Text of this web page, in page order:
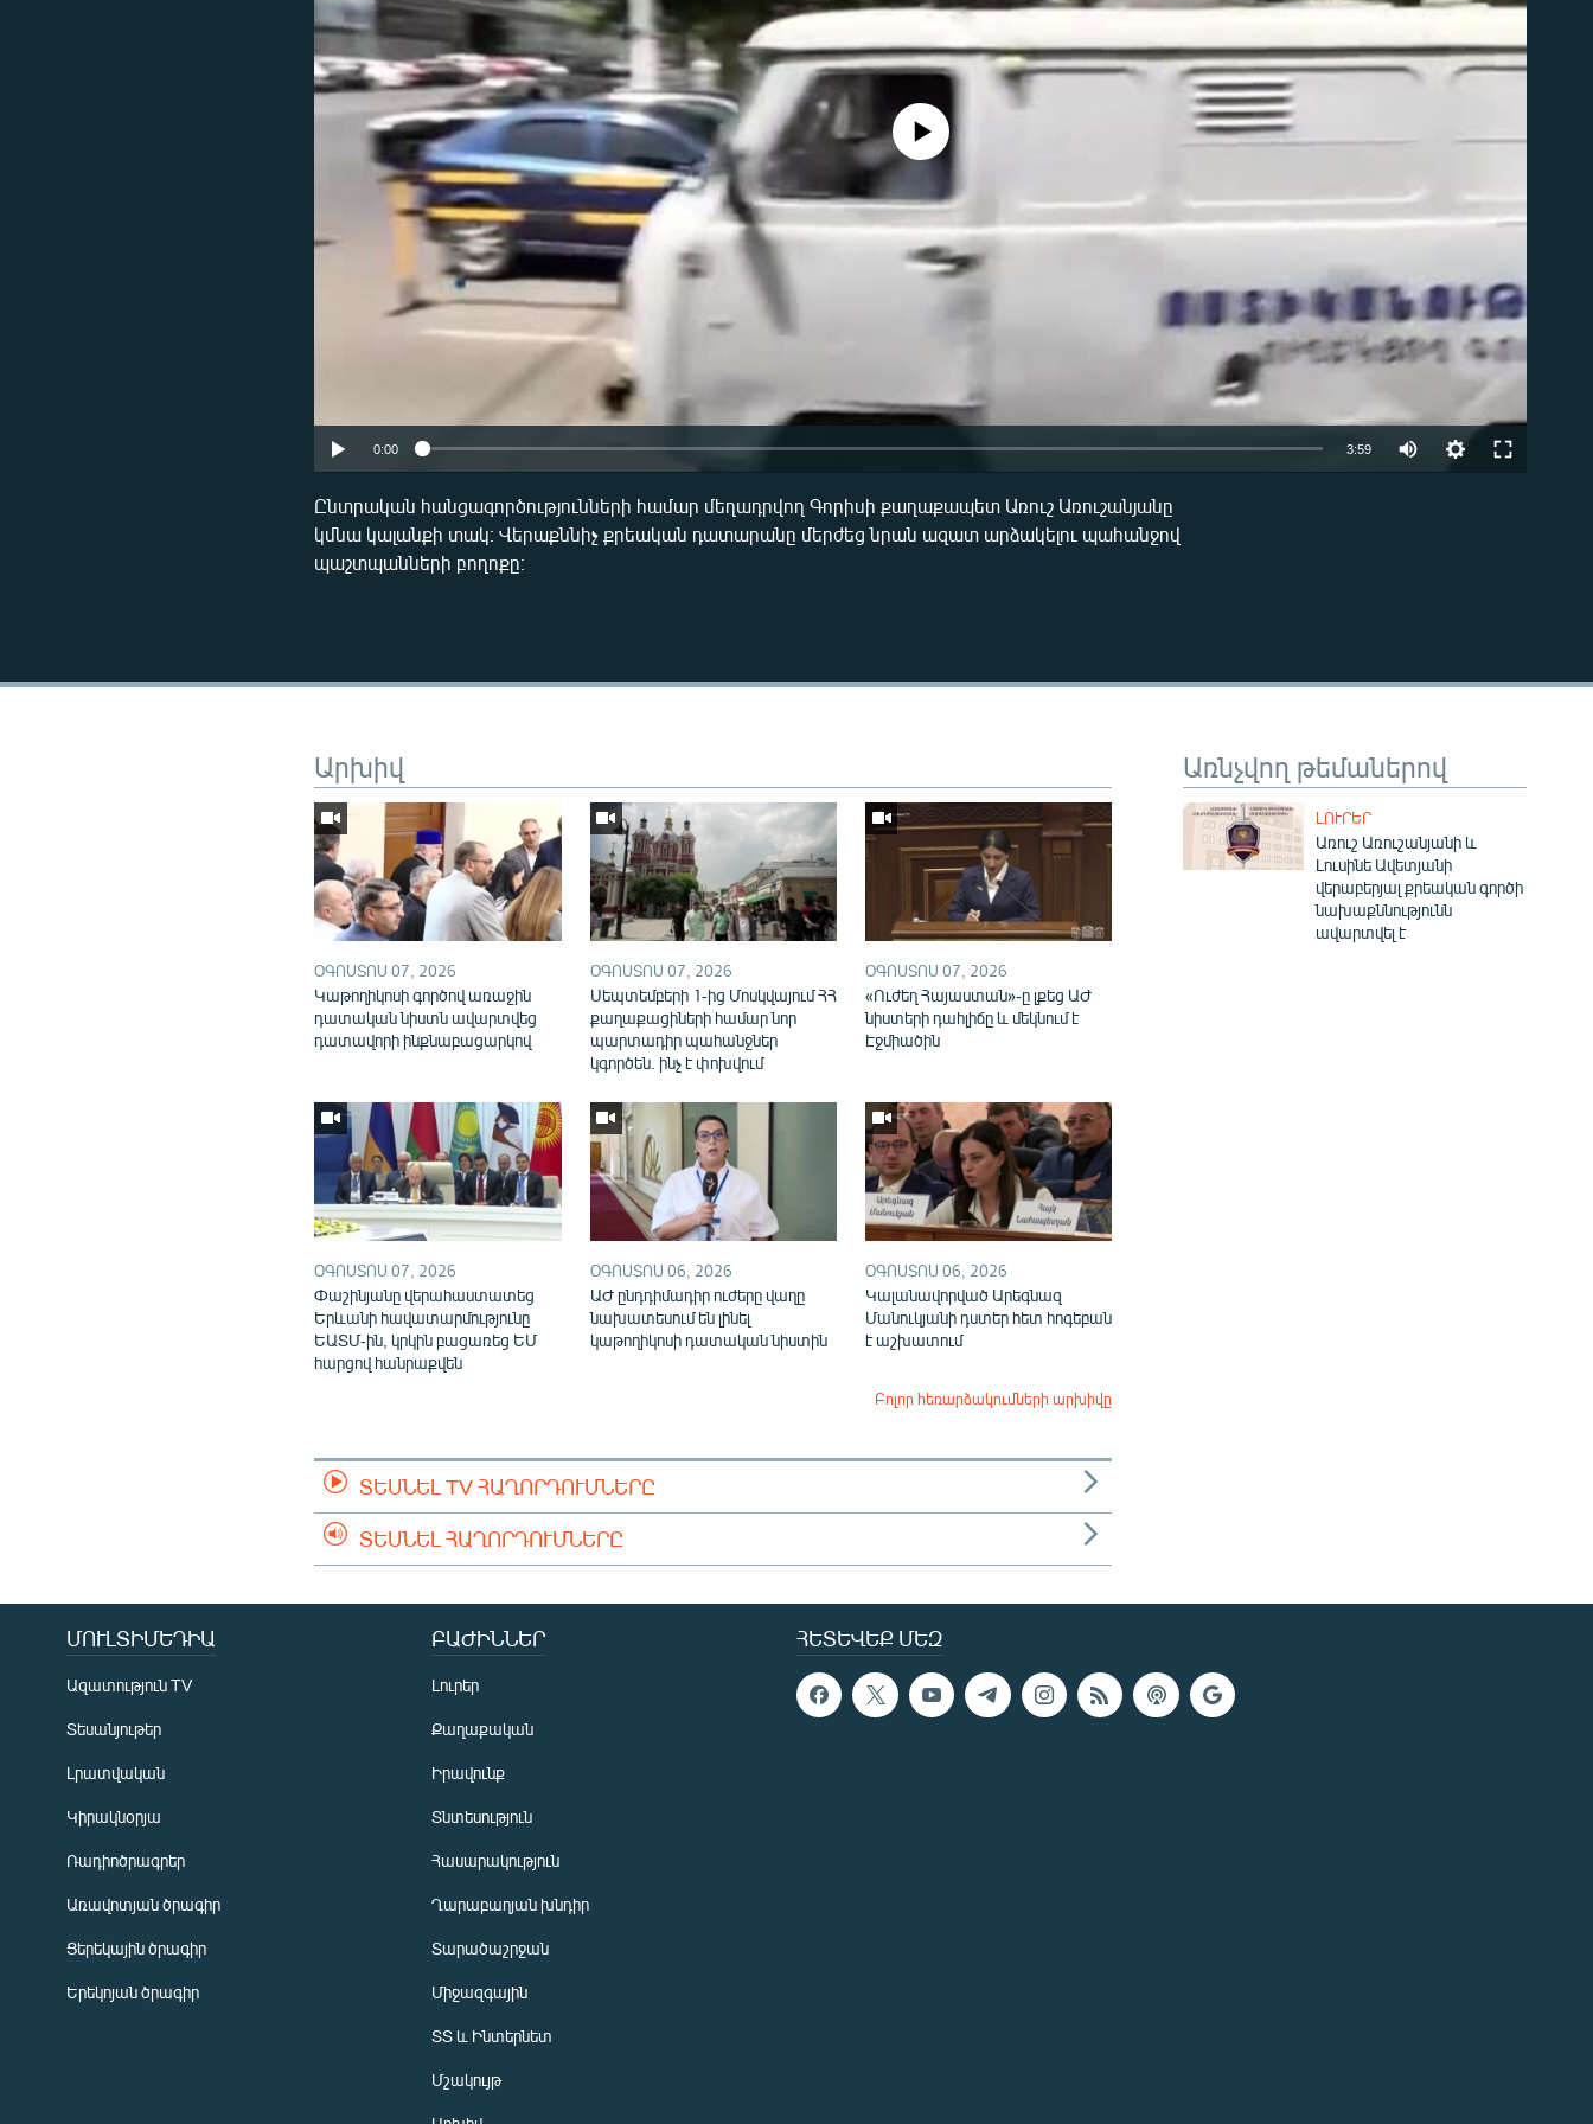
Auto 240p 360p 480p
No media source currently available
0:00 3:59
Ընտրական հանցագործությունների համար մեղադրվող Գորիսի քաղաքապետ Առուշ Առուշանյանը
կմնա կալանքի տակ։ Վերաքննիչ քրեական դատարանը մերժեց նրան ազատ արձակելու պահանջով
պաշտպանների բողոքը։
Առնչվող թեմաներով
ԼՈՒՐԵՐ
Առուշ Առուշանյանի և
Լուսինե Ավետյանի
վերաբերյալ քրեական գործի
նախաքննությունն
ավարտվել է
Արխիվ
ՕԳՈՍՏՈՍ 07, 2026
Կաթողիկոսի գործով առաջին
դատական նիստն ավարտվեց
դատավորի ինքնաբացարկով
ՕԳՈՍՏՈՍ 07, 2026
Սեպտեմբերի 1-ից Մոսկվայում ՀՀ
քաղաքացիների համար նոր
պարտադիր պահանջներ
կգործեն. ինչ է փոխվում
ՕԳՈՍՏՈՍ 07, 2026
«Ուժեղ Հայաստան»-ը լքեց ԱԺ
նիստերի դահլիճը և մեկնում է
Էջմիածին
ՕԳՈՍՏՈՍ 07, 2026
Փաշինյանը վերահաստատեց
Երևանի հավատարմությունը
ԵԱՏՄ-ին, կրկին բացառեց ԵՄ
հարցով հանրաքվեն
ՕԳՈՍՏՈՍ 06, 2026
ԱԺ ընդդիմադիր ուժերը վաղը
նախատեսում են լինել
կաթողիկոսի դատական նիստին
ՕԳՈՍՏՈՍ 06, 2026
Կալանավորված Արեգնազ
Մանուկյանի դստեր հետ հոգեբան
է աշխատում
Բոլոր հեռարձակումների արխիվը
ՏԵՍՆԵԼ TV ՀԱՂՈՐԴՈՒՄՆԵՐԸ
ՏԵՍՆԵԼ ՀԱՂՈՐԴՈՒՄՆԵՐԸ
ՀԵՏԵՎԵՔ ՄԵԶ
ՄՈՒԼՏԻՄԵԴԻԱ
Ազատություն TV
Տեսանյութեր
Լրատվական
Կիրակնօրյա
Ռադիոծրագրեր
Առավոտյան ծրագիր
Ցերեկային ծրագիր
Երեկոյան ծրագիր
ԲԱԺԻՆՆԵՐ
Լուրեր
Քաղաքական
Իրավունք
Տնտեսություն
Հասարակություն
Ղարաբաղյան խնդիր
Տարածաշրջան
Միջազգային
ՏՏ և Ինտերնետ
Մշակույթ